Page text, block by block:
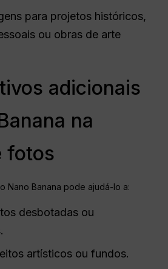
para projetos históricos,
ou obras de arte
adicionais
na
fotos
Nano Banana pode ajudá-lo a:
desbotadas ou
artísticos ou fundos.